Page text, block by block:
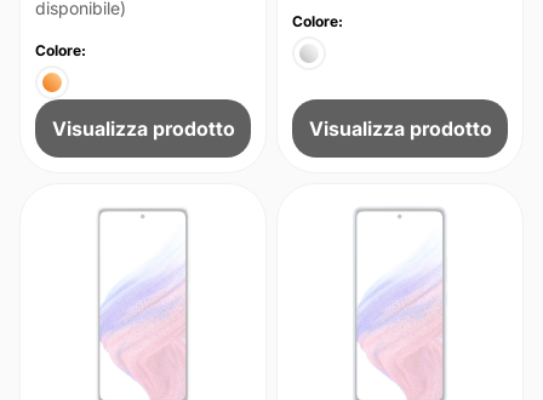
disponibile)
Colore:
Visualizza prodotto
Colore:
Visualizza prodotto